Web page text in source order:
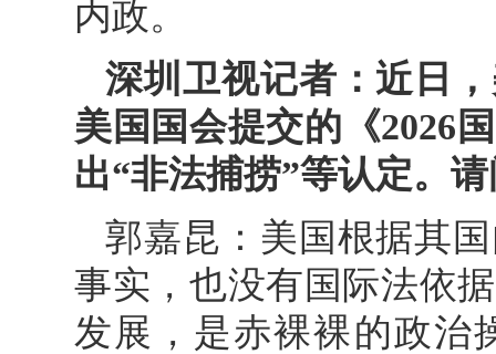
内政。
深圳卫视记者：近日
美国国会提交的《2026
出“非法捕捞”等认定。
郭嘉昆：美国根据其
事实，也没有国际法依
发展，是赤裸裸的政治